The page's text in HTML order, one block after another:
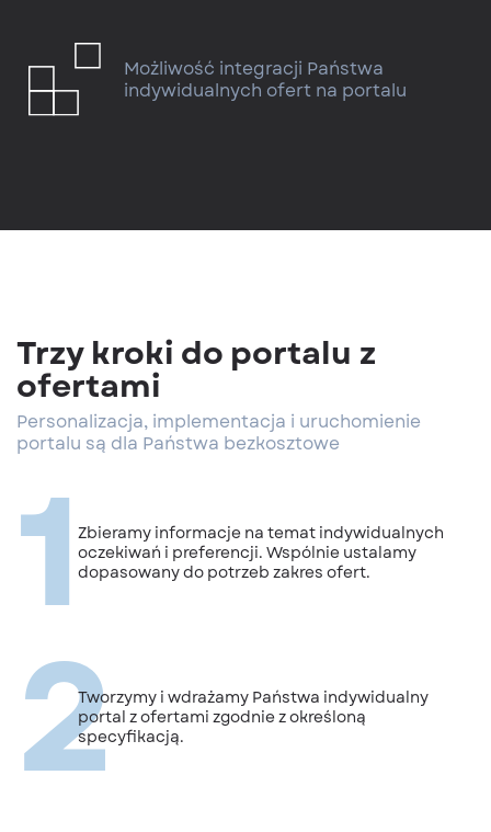
Możliwość integracji Państwa
indywidualnych ofert na portalu
Trzy kroki do portalu z
ofertami
Personalizacja, implementacja i uruchomienie
portalu są dla Państwa bezkosztowe
1Zbieramy informacje na temat indywidualnych
oczekiwań i preferencji. Wspólnie ustalamy
dopasowany do potrzeb zakres ofert.
2Tworzymy i wdrażamy Państwa indywidualny
portal z ofertami zgodnie z określoną
specyfikacją.